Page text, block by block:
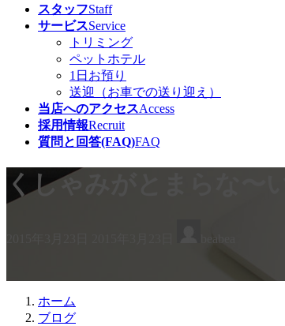
スタッフStaff
サービスService
トリミング
ペットホテル
1日お預り
送迎（お車での送り迎え）
当店へのアクセスAccess
採用情報Recruit
質問と回答(FAQ)FAQ
くしゃみがとまらな〜い
beabea
ホーム
ブログ